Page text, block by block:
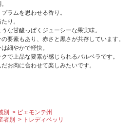
ラムを思わせる香り。
り。
な甘酸っぱくジューシーな果実味。
要素もあり、赤さと黒さが共存しています。
細やかで軽快。
で上品な要素が感じられるバルベラです。
お肉に合わせて楽しみたいです。
別
ピエモンテ州
者別 トレディベッリ